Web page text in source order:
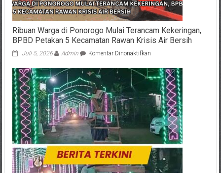
Ribuan Warga di Ponorogo Mulai Terancam Kekeringan,
BPBD Petakan 5 Kecamatan Rawan Krisis Air Bersih
Juli 5, 2026 Admin Komentar Dinonaktifkanpada
Warga
di
Ponorogo
Mulai
Terancam
Kekeringan,
BPBD
Petakan
Kecamatan
Rawan
Krisis